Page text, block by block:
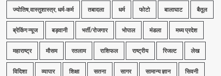
ज्योतिष,वास्तुशास्त्र, धर्म-कर्म तबादला धर्म फोटो बालाघाट बैतूल
ब्रेकिंग न्यूज बड़वानी भर्ती/रोजगार भोपाल मंडला मध्य प्रदेश
महाराष्ट्र मौसम रतलाम राशिफल राष्ट्रीय रिजल्ट लेख
विदिशा व्यापार शिक्षा सतना सागर सामान्य ज्ञान सिवनी